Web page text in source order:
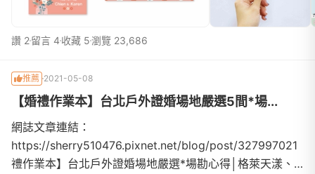
讚 2留言 4 收藏 5瀏覽 23,686
推薦 2021-05-08
【婚禮作業本】台北戶外證婚場地嚴選5間*場...
網誌文章連結：
https://sherry510476.pixnet.net/blog/post/327997021【
禮作業本】台北戶外證婚場地嚴選*場勘心得│格萊天漾、